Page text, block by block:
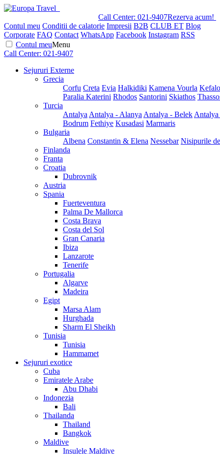
Call Center: 021-9407Rezerva acum!
Contul meu Conditii de calatorie Impresii B2B CLUB ET Blog
Corporate FAQ Contact WhatsApp Facebook Instagram RSS
Contul meuMenu
Call Center: 021-9407
Sejururi Externe
Grecia
Corfu Creta Evia Halkidiki Kamena Vourla
Paralia Katerini Rhodos Santorini Skiathos
Turcia
Antalya Antalya - Alanya Antalya - Belek
Bodrum Fethiye Kusadasi Marmaris
Bulgaria
Albena Constantin & Elena Nessebar Nisipurile
Finlanda
Franta
Croatia
Dubrovnik
Austria
Spania
Fuerteventura
Palma De Mallorca
Costa Brava
Costa del Sol
Gran Canaria
Ibiza
Lanzarote
Tenerife
Portugalia
Algarve
Madeira
Egipt
Marsa Alam
Hurghada
Sharm El Sheikh
Tunisia
Tunisia
Hammamet
Sejururi exotice
Cuba
Emiratele Arabe
Abu Dhabi
Indonezia
Bali
Thailanda
Thailand
Bangkok
Maldive
Insulele Maldive